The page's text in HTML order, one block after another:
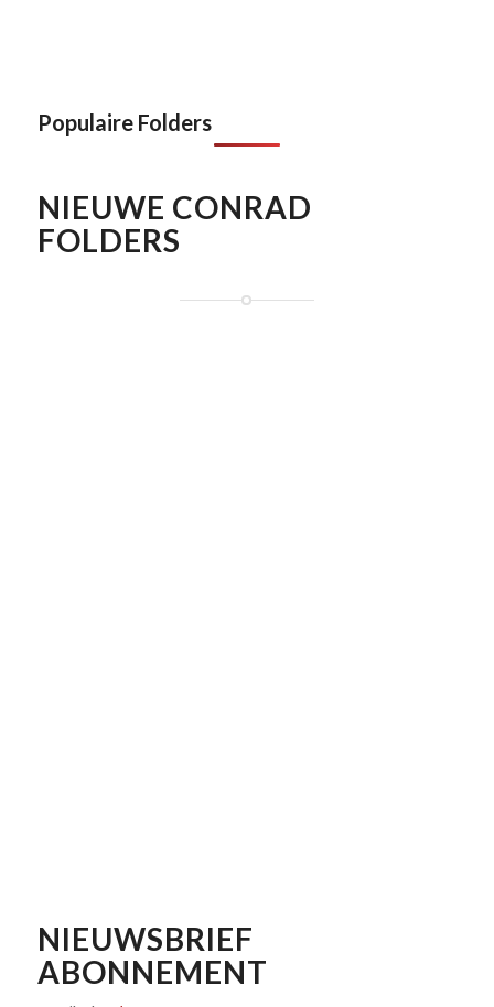
Populaire Folders
NIEUWE CONRAD
FOLDERS
NIEUWSBRIEF
ABONNEMENT